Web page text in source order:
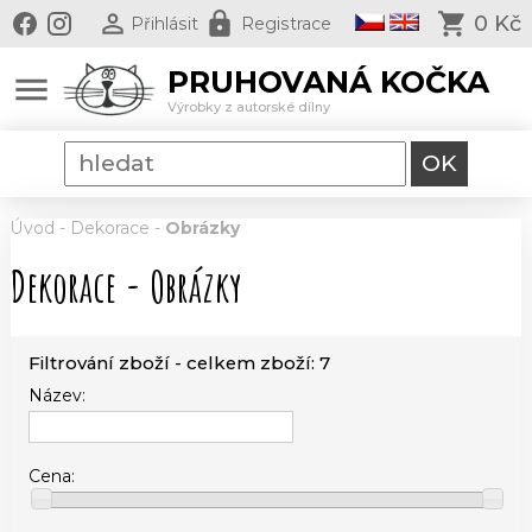
Přihlásit Registrace 0 Kč
menu PRUHOVANÁ KOČKA
Výrobky z autorské dílny
Úvod - Dekorace - Obrázky
Dekorace - Obrázky
Filtrování zboží - celkem zboží: 7
Název:
Cena: